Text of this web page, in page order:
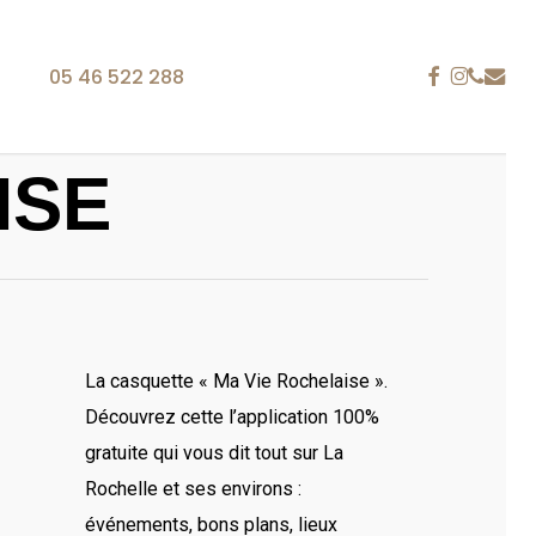
25 ans
tablier ou encore le sac, les supports textiles sont
une identité visuelle ou tout autre type de
05 46 522 288 FACEBOOK
PHONE
EMAIL
La casquette « Ma Vie Rochelaise ».
Découvrez cette l’application 100%
gratuite qui vous dit tout sur La
Rochelle et ses environs :
événements, bons plans, lieux